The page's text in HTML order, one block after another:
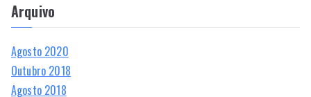
Arquivo
Agosto 2020
Outubro 2018
Agosto 2018